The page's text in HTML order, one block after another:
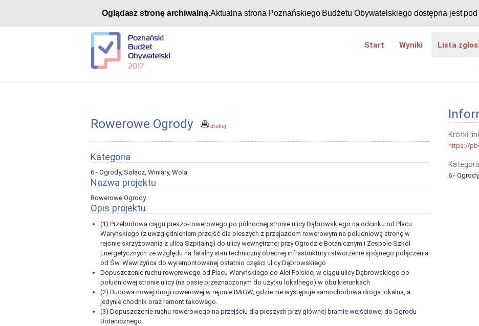
Oglądasz stronę archiwalną.Aktualna strona Poznańskiego Budżetu Obywatelskiego dostępna jest pod
Start Wyniki Lista
Rowerowe Ogrody drukuj
Kategoria
6 - Ogrody, Sołacz, Winiary, Wola
Nazwa projektu
Rowerowe Ogrody
Opis projektu
(1) Przebudowa ciągu pieszo-rowerowego po północnej stronie ulicy Dąbrowskiego na odcinku od Placu
Waryńskiego (z uwzględnieniem przejść dla pieszych z przejazdem rowerowym na południową stronę w
rejonie skrzyżowania z ulicą Szpitalną) do ulicy wewnętrznej przy Ogrodzie Botanicznym i Zespole Szkół
Energetycznych ze względu na fatalny stan techniczny obecnej infrastruktury i stworzenie spójnego połączenia
od Św. Wawrzyńca do wyremontowanej ostatnio części ulicy Dąbrowskiego
Dopuszczenie ruchu rowerowego od Placu Waryńskiego do Alei Polskiej w ciągu ulicy Dąbrowskiego po
południowej stronie ulicy (na pasie przeznaczonym do użytku lokalnego) w obu kierunkach
(2) Budowa nowej drogi rowerowej w rejonie IMiGW, gdzie nie występuje samochodowa droga lokalna, a
jedynie chodnik oraz remont takowego.
(3) Dopuszczenie ruchu rowerowego na przejściu dla pieszych przy głównej bramie wejściowej do Ogrodu
Botanicznego
Krótki
https://
6 -